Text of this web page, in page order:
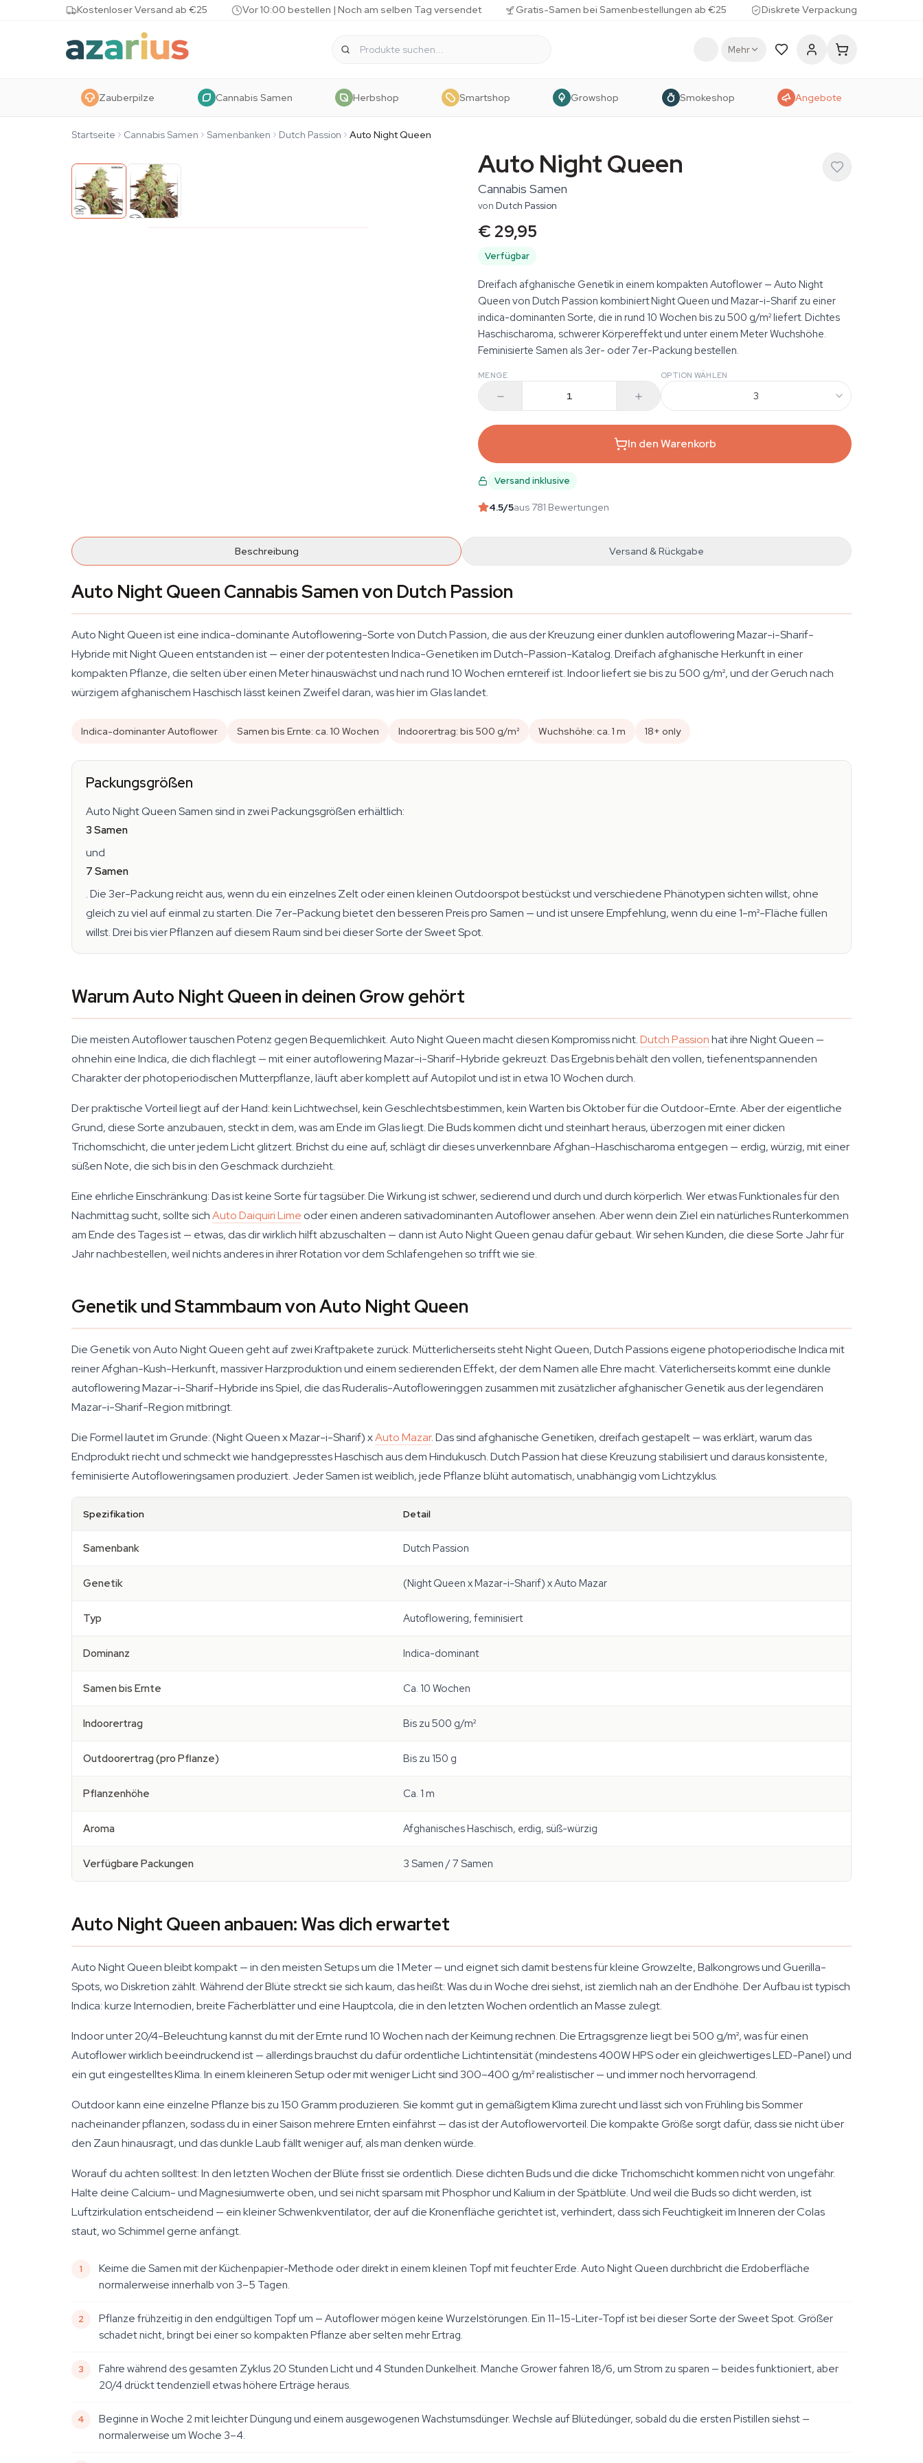
Skip to contentKostenloser Versand ab €25 Vor 10:00 bestellen | Noch am selben Tag versendet Gratis-Samen bei Samenbestellungen ab €25 Diskrete Verpackung
Mehr
Zauberpilze Cannabis Samen Herbshop Smartshop Growshop Smokeshop Angebote
Startseite Cannabis Samen Samenbanken Dutch Passion Auto Night Queen
Auto Night Queen
Cannabis Samen
von Dutch Passion
€ 29,95
Verfügbar
Dreifach afghanische Genetik in einem kompakten Autoflower — Auto Night
Queen von Dutch Passion kombiniert Night Queen und Mazar-i-Sharif zu einer
indica-dominanten Sorte, die in rund 10 Wochen bis zu 500 g/m² liefert. Dichtes
Haschischaroma, schwerer Körpereffekt und unter einem Meter Wuchshöhe.
Feminisierte Samen als 3er- oder 7er-Packung bestellen.
MENGE OPTION WÄHLEN
3
In den Warenkorb
Versand inklusive
4.5/5aus 781 Bewertungen
Beschreibung Versand & Rückgabe
Auto Night Queen Cannabis Samen von Dutch Passion
Auto Night Queen ist eine indica-dominante Autoflowering-Sorte von Dutch Passion, die aus der Kreuzung einer dunklen autoflowering Mazar-i-Sharif-
Hybride mit Night Queen entstanden ist — einer der potentesten Indica-Genetiken im Dutch-Passion-Katalog. Dreifach afghanische Herkunft in einer
kompakten Pflanze, die selten über einen Meter hinauswächst und nach rund 10 Wochen erntereif ist. Indoor liefert sie bis zu 500 g/m², und der Geruch nach
würzigem afghanischem Haschisch lässt keinen Zweifel daran, was hier im Glas landet.
Indica-dominanter Autoflower Samen bis Ernte: ca. 10 Wochen Indoorertrag: bis 500 g/m² Wuchshöhe: ca. 1 m 18+ only
Packungsgrößen
Auto Night Queen Samen sind in zwei Packungsgrößen erhältlich:
3 Samen
und
7 Samen
. Die 3er-Packung reicht aus, wenn du ein einzelnes Zelt oder einen kleinen Outdoorspot bestückst und verschiedene Phänotypen sichten willst, ohne
gleich zu viel auf einmal zu starten. Die 7er-Packung bietet den besseren Preis pro Samen — und ist unsere Empfehlung, wenn du eine 1-m²-Fläche füllen
willst. Drei bis vier Pflanzen auf diesem Raum sind bei dieser Sorte der Sweet Spot.
Warum Auto Night Queen in deinen Grow gehört
Die meisten Autoflower tauschen Potenz gegen Bequemlichkeit. Auto Night Queen macht diesen Kompromiss nicht.Dutch Passionhat ihre Night Queen —
ohnehin eine Indica, die dich flachlegt — mit einer autoflowering Mazar-i-Sharif-Hybride gekreuzt. Das Ergebnis behält den vollen, tiefenentspannenden
Charakter der photoperiodischen Mutterpflanze, läuft aber komplett auf Autopilot und ist in etwa 10 Wochen durch.
Der praktische Vorteil liegt auf der Hand: kein Lichtwechsel, kein Geschlechtsbestimmen, kein Warten bis Oktober für die Outdoor-Ernte. Aber der eigentliche
Grund, diese Sorte anzubauen, steckt in dem, was am Ende im Glas liegt. Die Buds kommen dicht und steinhart heraus, überzogen mit einer dicken
Trichomschicht, die unter jedem Licht glitzert. Brichst du eine auf, schlägt dir dieses unverkennbare Afghan-Haschischaroma entgegen — erdig, würzig, mit einer
süßen Note, die sich bis in den Geschmack durchzieht.
Eine ehrliche Einschränkung: Das ist keine Sorte für tagsüber. Die Wirkung ist schwer, sedierend und durch und durch körperlich. Wer etwas Funktionales für den
Nachmittag sucht, sollte sichAuto Daiquiri Lime oder einen anderen sativadominanten Autoflower ansehen. Aber wenn dein Ziel ein natürliches Runterkommen
am Ende des Tages ist — etwas, das dir wirklich hilft abzuschalten — dann ist Auto Night Queen genau dafür gebaut. Wir sehen Kunden, die diese Sorte Jahr für
Jahr nachbestellen, weil nichts anderes in ihrer Rotation vor dem Schlafengehen so trifft wie sie.
Genetik und Stammbaum von Auto Night Queen
Die Genetik von Auto Night Queen geht auf zwei Kraftpakete zurück. Mütterlicherseits steht Night Queen, Dutch Passions eigene photoperiodische Indica mit
reiner Afghan-Kush-Herkunft, massiver Harzproduktion und einem sedierenden Effekt, der dem Namen alle Ehre macht. Väterlicherseits kommt eine dunkle
autoflowering Mazar-i-Sharif-Hybride ins Spiel, die das Ruderalis-Autofloweringgen zusammen mit zusätzlicher afghanischer Genetik aus der legendären
Mazar-i-Sharif-Region mitbringt.
Die Formel lautet im Grunde: (Night Queen x Mazar-i-Sharif) xAuto Mazar. Das sind afghanische Genetiken, dreifach gestapelt — was erklärt, warum das
Endprodukt riecht und schmeckt wie handgepresstes Haschisch aus dem Hindukusch. Dutch Passion hat diese Kreuzung stabilisiert und daraus konsistente,
feminisierte Autofloweringsamen produziert. Jeder Samen ist weiblich, jede Pflanze blüht automatisch, unabhängig vom Lichtzyklus.
Spezifikation Detail
Samenbank Dutch Passion
Genetik (Night Queen x Mazar-i-Sharif) x Auto Mazar
Typ Autoflowering, feminisiert
Dominanz Indica-dominant
Samen bis Ernte Ca. 10 Wochen
Indoorertrag Bis zu 500 g/m²
Outdoorertrag (pro Pflanze) Bis zu 150 g
Pflanzenhöhe Ca. 1 m
Aroma Afghanisches Haschisch, erdig, süß-würzig
Verfügbare Packungen 3 Samen / 7 Samen
Auto Night Queen anbauen: Was dich erwartet
Auto Night Queen bleibt kompakt — in den meisten Setups um die 1 Meter — und eignet sich damit bestens für kleine Growzelte, Balkongrows und Guerilla-
Spots, wo Diskretion zählt. Während der Blüte streckt sie sich kaum, das heißt: Was du in Woche drei siehst, ist ziemlich nah an der Endhöhe. Der Aufbau ist typisch
Indica: kurze Internodien, breite Fächerblätter und eine Hauptcola, die in den letzten Wochen ordentlich an Masse zulegt.
Indoor unter 20/4-Beleuchtung kannst du mit der Ernte rund 10 Wochen nach der Keimung rechnen. Die Ertragsgrenze liegt bei 500 g/m², was für einen
Autoflower wirklich beeindruckend ist — allerdings brauchst du dafür ordentliche Lichtintensität (mindestens 400W HPS oder ein gleichwertiges LED-Panel) und
ein gut eingestelltes Klima. In einem kleineren Setup oder mit weniger Licht sind 300–400 g/m² realistischer — und immer noch hervorragend.
Outdoor kann eine einzelne Pflanze bis zu 150 Gramm produzieren. Sie kommt gut in gemäßigtem Klima zurecht und lässt sich von Frühling bis Sommer
nacheinander pflanzen, sodass du in einer Saison mehrere Ernten einfährst — das ist der Autoflowervorteil. Die kompakte Größe sorgt dafür, dass sie nicht über
den Zaun hinausragt, und das dunkle Laub fällt weniger auf, als man denken würde.
Worauf du achten solltest: In den letzten Wochen der Blüte frisst sie ordentlich. Diese dichten Buds und die dicke Trichomschicht kommen nicht von ungefähr.
Halte deine Calcium- und Magnesiumwerte oben, und sei nicht sparsam mit Phosphor und Kalium in der Spätblüte. Und weil die Buds so dicht werden, ist
Luftzirkulation entscheidend — ein kleiner Schwenkventilator, der auf die Kronenfläche gerichtet ist, verhindert, dass sich Feuchtigkeit im Inneren der Colas
staut, wo Schimmel gerne anfängt.
Keime die Samen mit der Küchenpapier-Methode oder direkt in einem kleinen Topf mit feuchter Erde. Auto Night Queen durchbricht die Erdoberfläche
normalerweise innerhalb von 3–5 Tagen.
Pflanze frühzeitig in den endgültigen Topf um — Autoflower mögen keine Wurzelstörungen. Ein 11–15-Liter-Topf ist bei dieser Sorte der Sweet Spot. Größer
schadet nicht, bringt bei einer so kompakten Pflanze aber selten mehr Ertrag.
Fahre während des gesamten Zyklus 20 Stunden Licht und 4 Stunden Dunkelheit. Manche Grower fahren 18/6, um Strom zu sparen — beides funktioniert, aber
20/4 drückt tendenziell etwas höhere Erträge heraus.
Beginne in Woche 2 mit leichter Düngung und einem ausgewogenen Wachstumsdünger. Wechsle auf Blütedünger, sobald du die ersten Pistillen siehst —
normalerweise um Woche 3–4.